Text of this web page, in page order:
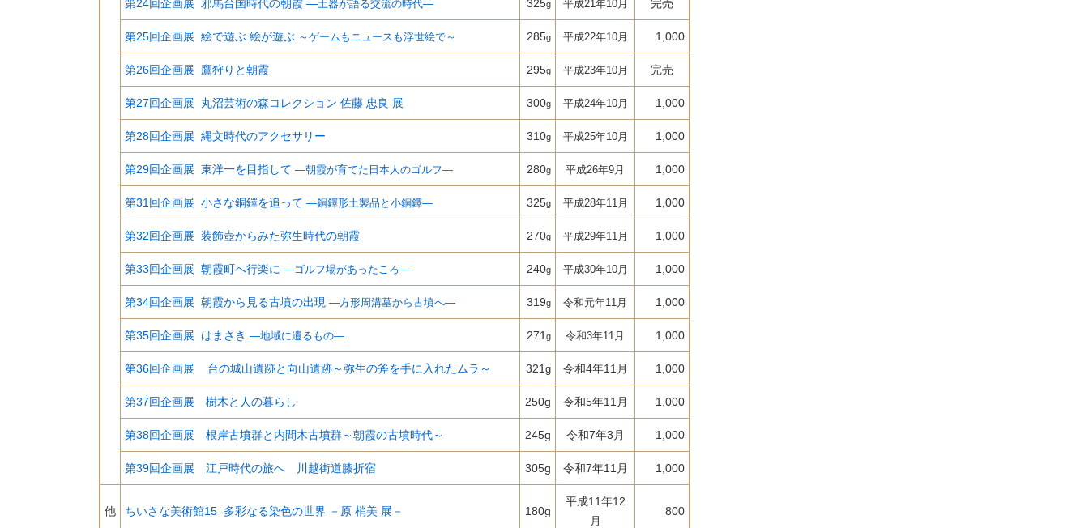
第24回企画展 邪馬台国時代の朝霞 ―土器が語る交流の時代― 325g 平成21年10月 完売
第25回企画展 絵で遊ぶ 絵が遊ぶ ～ゲームもニュースも浮世絵で～ 285g 平成22年10月 1,000
第26回企画展 鷹狩りと朝霞 295g 平成23年10月 完売
第27回企画展 丸沼芸術の森コレクション 佐藤 忠良 展 300g 平成24年10月 1,000
第28回企画展 縄文時代のアクセサリー 310g 平成25年10月 1,000
第29回企画展 東洋一を目指して ―朝霞が育てた日本人のゴルフ― 280g 平成26年9月 1,000
第31回企画展 小さな銅鐸を追って ―銅鐸形土製品と小銅鐸― 325g 平成28年11月 1,000
第32回企画展 装飾壺からみた弥生時代の朝霞 270g 平成29年11月 1,000
第33回企画展 朝霞町へ行楽に ―ゴルフ場があったころ― 240g 平成30年10月 1,000
第34回企画展 朝霞から見る古墳の出現 ―方形周溝墓から古墳へ― 319g 令和元年11月 1,000
第35回企画展 はまさき ―地域に遺るもの― 271 g 令和3年11月 1,000
第36回企画展 台の城山遺跡と向山遺跡～弥生の斧を手に入れたムラ～ 321 g 令和4年11月 1,000
第37回企画展 樹木と人の暮らし 250g 令和5年11月 1,000
第38回企画展 根岸古墳群と内間木古墳群～朝霞の古墳時代～ 245g 令和7年3月 1,000
第39回企画展 江戸時代の旅へ 川越街道膝折宿 305g 令和7年11月 1,000
他 ちいさな美術館15 多彩なる染色の世界 －原 梢美 展－ 180g
平成11年12
月
800